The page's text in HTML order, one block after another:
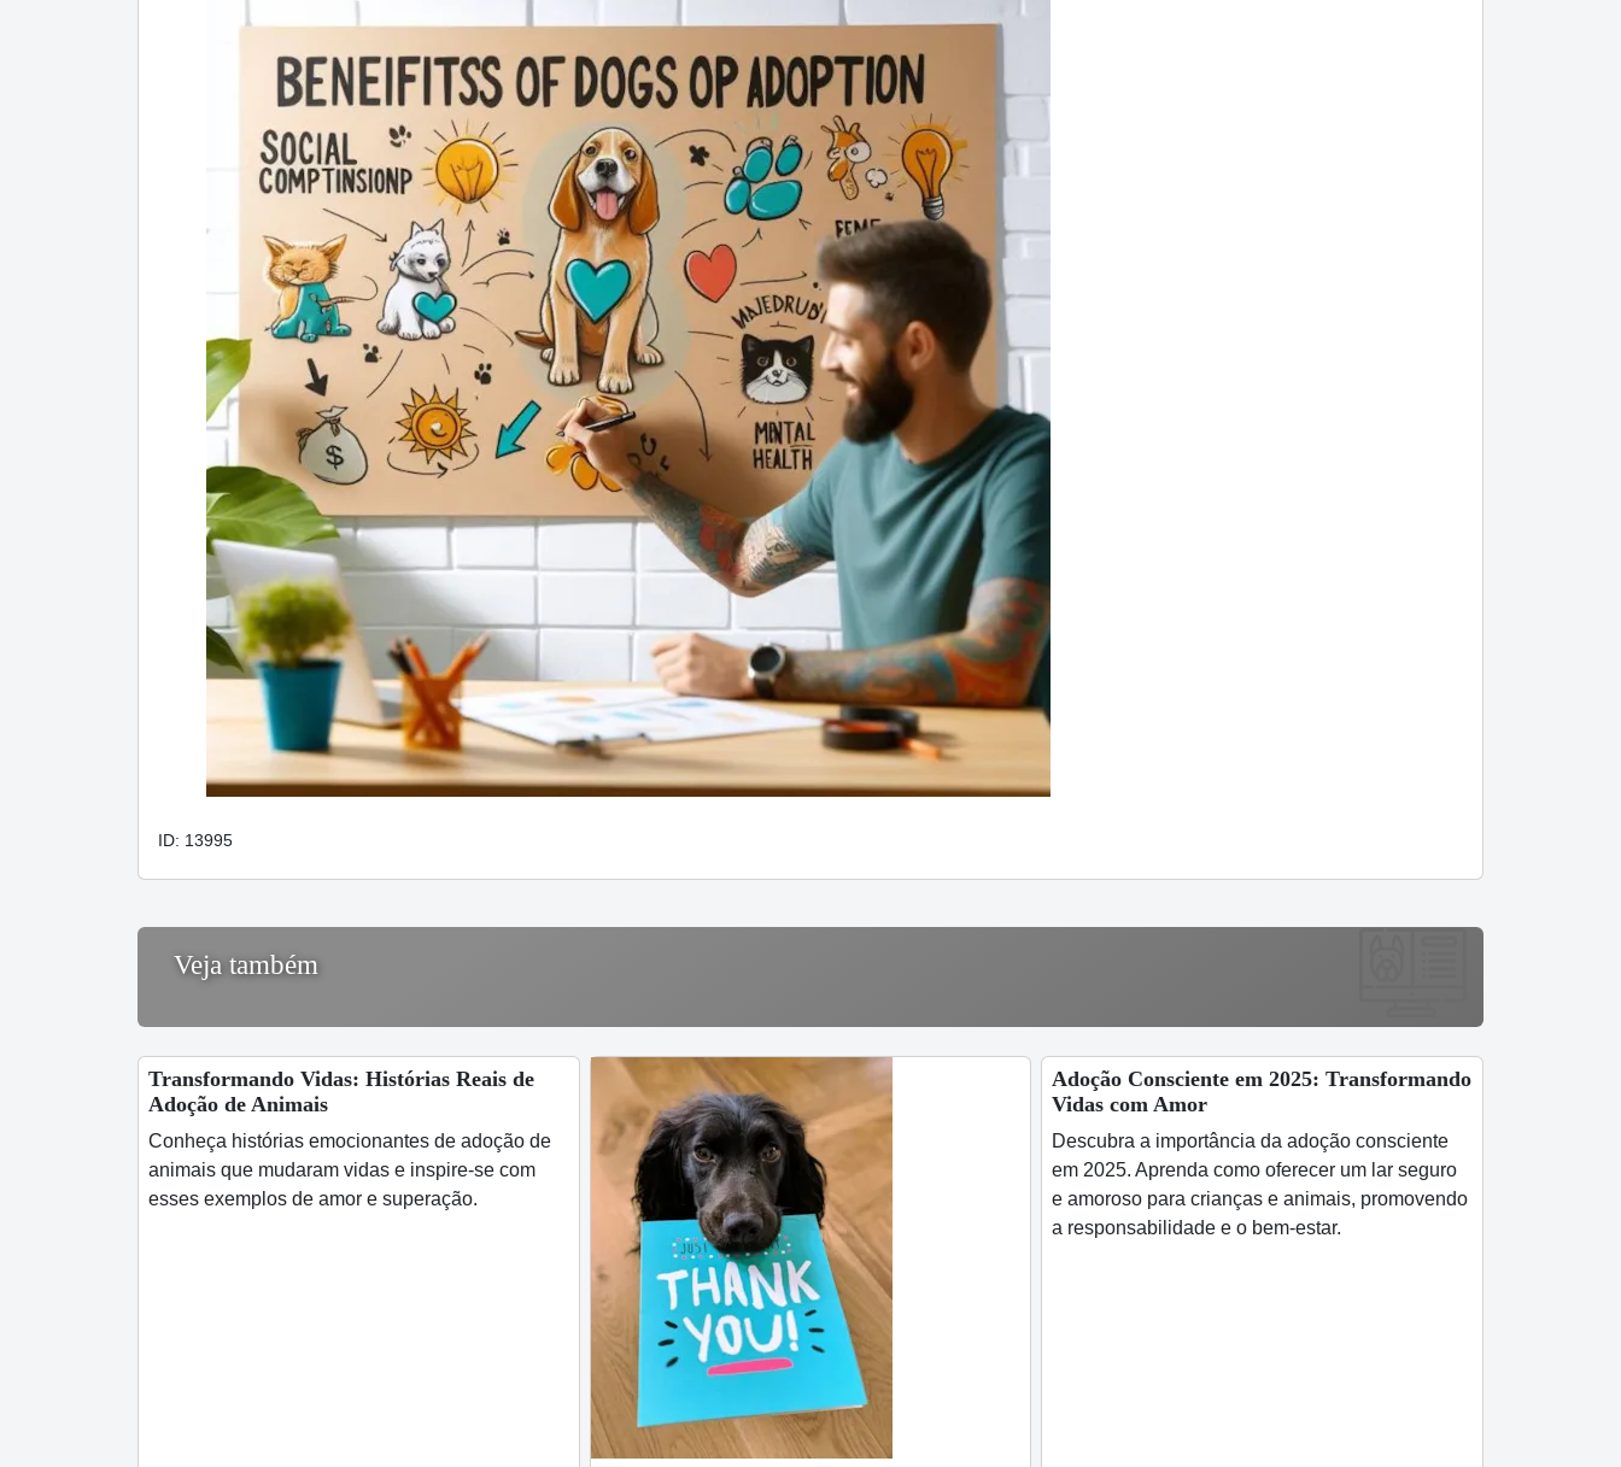
ID: 13995
Veja também
Transformando Vidas: Histórias Reais de
Adoção de Animais
Conheça histórias emocionantes de adoção de
animais que mudaram vidas e inspire-se com
esses exemplos de amor e superação.
Adoção Consciente em 2025: Transformando
Vidas com Amor
Descubra a importância da adoção consciente
em 2025. Aprenda como oferecer um lar seguro
e amoroso para crianças e animais, promovendo
a responsabilidade e o bem-estar.